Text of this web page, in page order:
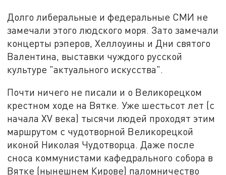
Долго либеральные и федеральные СМИ не
замечали этого людского моря. Зато замечали
концерты рэперов, Хеллоуины и Дни cвятого
Валентина, выставки чуждого русской
культуре "актуального искусства".
Почти ничего не писали и о Великорецком
крестном ходе на Вятке. Уже шестьсот лет (с
начала XV века) тысячи людей проходят этим
маршрутом с чудотворной Великорецкой
иконой Николая Чудотворца. Даже после
сноса коммунистами кафедрального собора в
Вятке (нынешнем Кирове) паломничество